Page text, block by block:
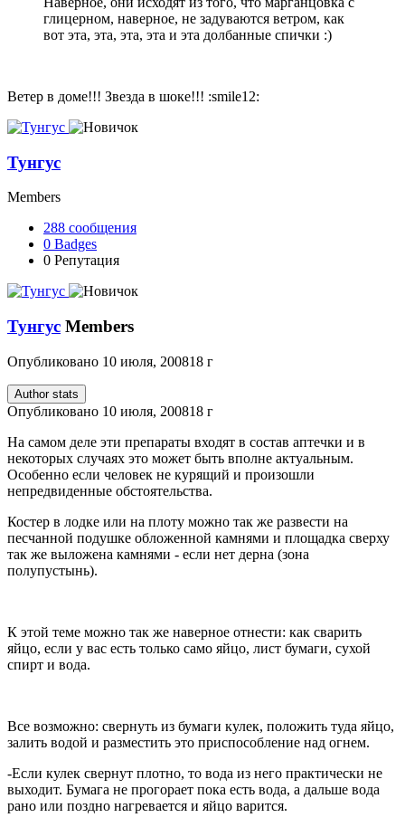
глицерном, наверное, не задуваются ветром, как
вот эта, эта, эта, эта и эта долбанные спички :)
Ветер в доме!!! Звезда в шоке!!! :smile12:
Тунгус
Members
288 сообщения
0 Badges
0 Репутация
Тунгус Members
Опубликовано 10 июля, 200818 г
Author stats
Опубликовано 10 июля, 200818 г
На самом деле эти препараты входят в состав аптечки и в
некоторых случаях это может быть вполне актуальным.
Особенно если человек не курящий и произошли
непредвиденные обстоятельства.
Костер в лодке или на плоту можно так же развести на
песчанной подушке обложенной камнями и площадка сверху
так же выложена камнями - если нет дерна (зона
полупустынь).
К этой теме можно так же наверное отнести: как сварить
яйцо, если у вас есть только само яйцо, лист бумаги, сухой
спирт и вода.
Все возможно: свернуть из бумаги кулек, положить туда яйцо,
залить водой и разместить это приспособление над огнем.
-Если кулек свернут плотно, то вода из него практически не
выходит. Бумага не прогорает пока есть вода, а дальше вода
рано или поздно нагревается и яйцо варится.